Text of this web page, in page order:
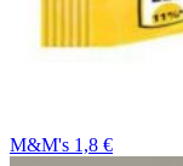
M&M's 1,8 €